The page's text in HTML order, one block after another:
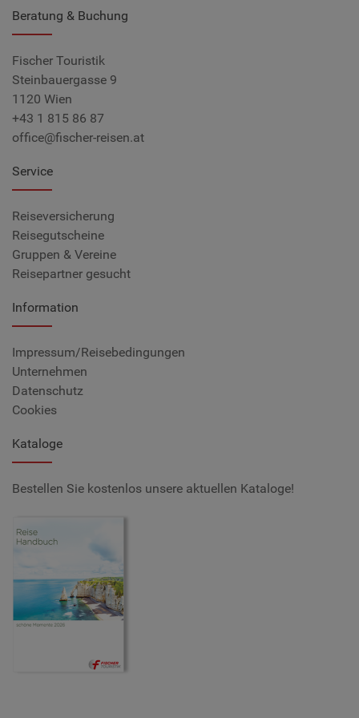
Beratung & Buchung
Fischer Touristik
Steinbauergasse 9
1120 Wien
+43 1 815 86 87
office@fischer-reisen.at
Service
Reiseversicherung
Reisegutscheine
Gruppen & Vereine
Reisepartner gesucht
Information
Impressum/Reisebedingungen
Unternehmen
Datenschutz
Cookies
Kataloge
Bestellen Sie kostenlos unsere aktuellen Kataloge!